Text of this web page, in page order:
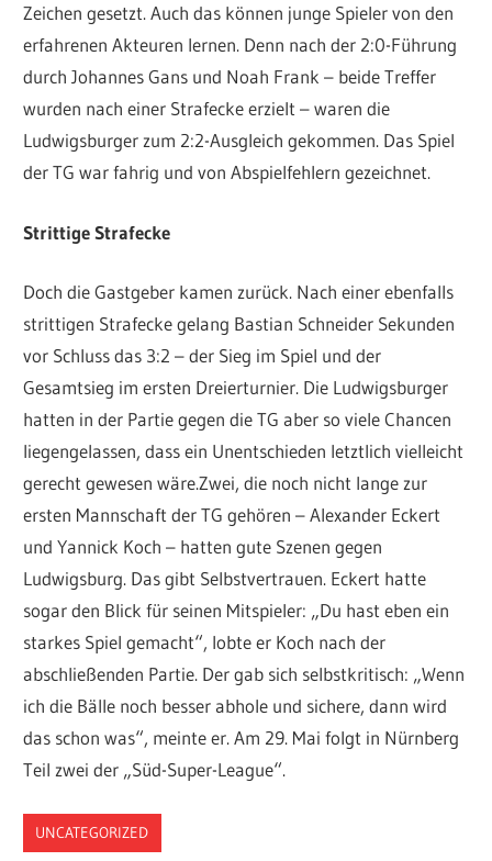
Zeichen gesetzt. Auch das können junge Spieler von den
erfahrenen Akteuren lernen. Denn nach der 2:0-Führung
durch Johannes Gans und Noah Frank – beide Treffer
wurden nach einer Strafecke erzielt – waren die
Ludwigsburger zum 2:2-Ausgleich gekommen. Das Spiel
der TG war fahrig und von Abspielfehlern gezeichnet.
Strittige Strafecke
Doch die Gastgeber kamen zurück. Nach einer ebenfalls
strittigen Strafecke gelang Bastian Schneider Sekunden
vor Schluss das 3:2 – der Sieg im Spiel und der
Gesamtsieg im ersten Dreierturnier. Die Ludwigsburger
hatten in der Partie gegen die TG aber so viele Chancen
liegengelassen, dass ein Unentschieden letztlich vielleicht
gerecht gewesen wäre.Zwei, die noch nicht lange zur
ersten Mannschaft der TG gehören – Alexander Eckert
und Yannick Koch – hatten gute Szenen gegen
Ludwigsburg. Das gibt Selbstvertrauen. Eckert hatte
sogar den Blick für seinen Mitspieler: „Du hast eben ein
starkes Spiel gemacht“, lobte er Koch nach der
abschließenden Partie. Der gab sich selbstkritisch: „Wenn
ich die Bälle noch besser abhole und sichere, dann wird
das schon was“, meinte er. Am 29. Mai folgt in Nürnberg
Teil zwei der „Süd-Super-League“.
UNCATEGORIZED